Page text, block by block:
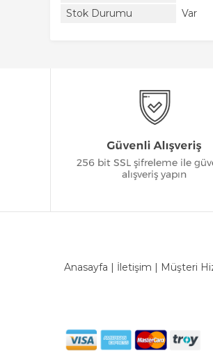
Stok Durumu
Var
Anasayfa | İletişim | Müşteri